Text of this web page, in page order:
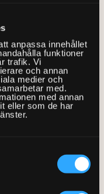
anpassa innehållet
funktioner
trafik. Vi
och annan
medier och
med.
med annan
eller som de har
konfigurera din dator
konfigurationer som
vill förbättra datorns
hand byter ut
att datorn kan